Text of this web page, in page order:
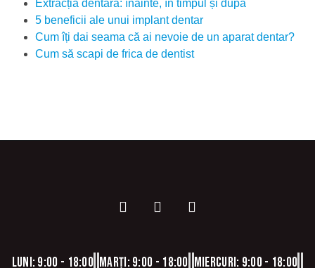
Extracția dentară: înainte, în timpul și după
5 beneficii ale unui implant dentar
Cum îți dai seama că ai nevoie de un aparat dentar?
Cum să scapi de frica de dentist
Luni: 9:00 - 18:00 Marți: 9:00 - 18:00 Miercuri: 9:00 - 18:00